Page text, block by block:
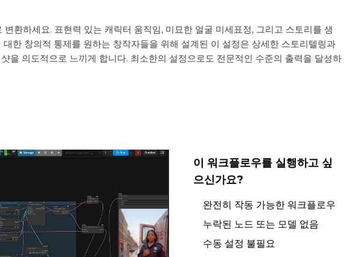
환하세요. 표현력 있는 캐릭터 움직임, 미묘한 얼굴 미세표정, 그리고 스토리를 생
한 창의적 통제를 원하는 창작자들을 위해 설계된 이 설정은 상세한 스토리텔링과
을 의도적으로 느끼게 합니다. 최소한의 설정으로도 전문적인 수준의 출력을 달성하
이 워크플로우를 실행하고 싶
으신가요?
완전히 작동 가능한 워크플로우
누락된 노드 또는 모델 없음
수동 설정 불필요